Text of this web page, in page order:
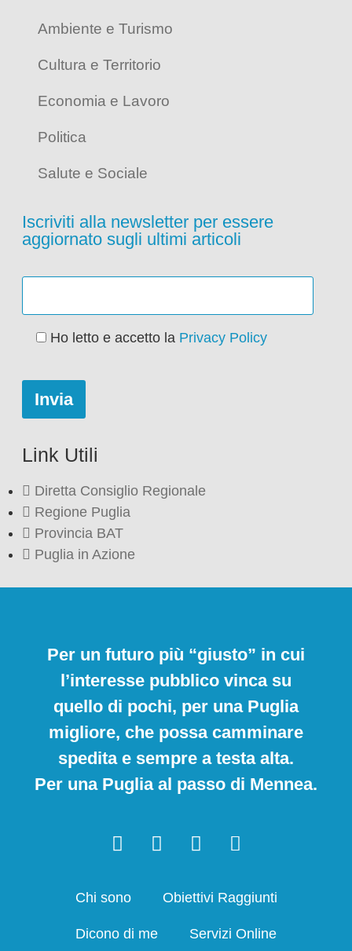
Ambiente e Turismo
Cultura e Territorio
Economia e Lavoro
Politica
Salute e Sociale
Iscriviti alla newsletter per essere
aggiornato sugli ultimi articoli
Ho letto e accetto la Privacy Policy
Link Utili
Diretta Consiglio Regionale
Regione Puglia
Provincia BAT
Puglia in Azione
Per un futuro più “giusto” in cui
l’interesse pubblico vinca su
quello di pochi, per una Puglia
migliore, che possa camminare
spedita e sempre a testa alta.
Per una Puglia al passo di Mennea.
Chi sono Obiettivi Raggiunti
Dicono di me Servizi Online